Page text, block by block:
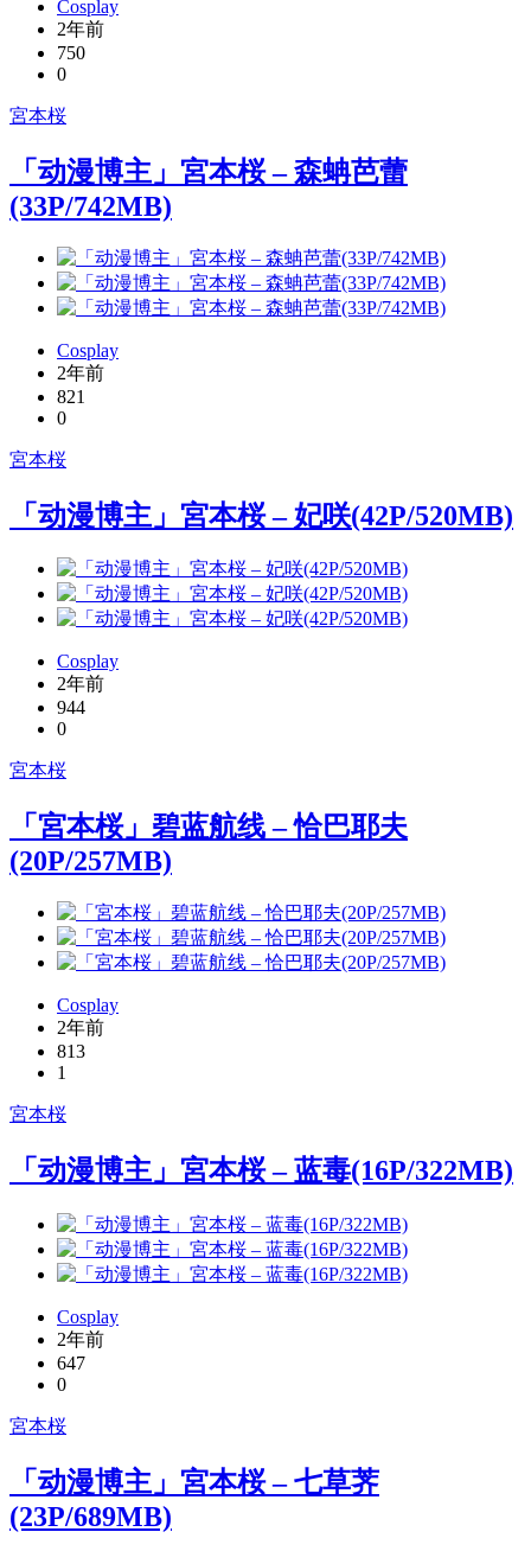
Cosplay
2年前
750
0
宮本桜
「动漫博主」宮本桜 – 森蚺芭蕾
(33P/742MB)
Cosplay
2年前
821
0
宮本桜
「动漫博主」宮本桜 – 妃咲(42P/520MB)
Cosplay
2年前
944
0
宮本桜
「宮本桜」碧蓝航线 – 恰巴耶夫
(20P/257MB)
Cosplay
2年前
813
1
宮本桜
「动漫博主」宮本桜 – 蓝毒(16P/322MB)
Cosplay
2年前
647
0
宮本桜
「动漫博主」宮本桜 – 七草荠
(23P/689MB)